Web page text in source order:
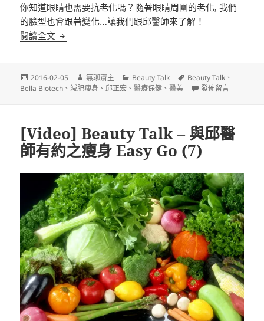
你知道眼睛也需要抗老化嗎？隨著眼睛周圍的老化, 我們
的臉型也會跟著變化…讓我們跟邱醫師來了解！
閱讀全文 [Video] Beauty Talk – 與邱醫師有約之美麗密碼 (7)
發
佈
2016-02-05
作
者
無聊齋主
分
類
Beauty Talk
標
籤
Beauty Talk 、
Bella Biotech 、減肥瘦身 、邱正宏 、醫療保健 、醫美 在〈[Video]
發佈留言
[Video] Beauty Talk – 與邱醫
師有約之瘦身 Easy Go (7)